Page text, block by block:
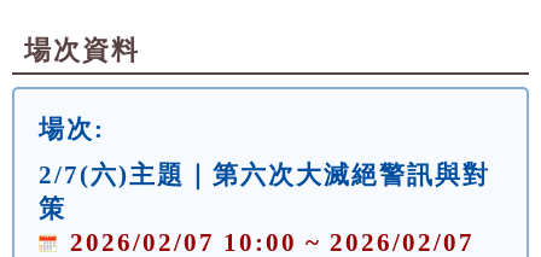
場次資料
場次:
2/7(六)主題｜第六次大滅絕警訊與對
策
2026/02/07 10:00 ~ 2026/02/07